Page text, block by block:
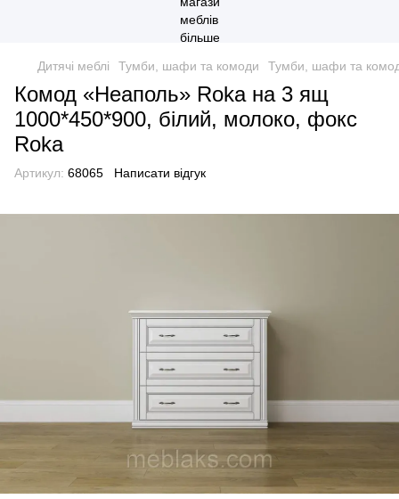
Дитячі меблі Тумби, шафи та комоди Тумби, шафи та
Комод «Неаполь» Roka на 3 ящ
1000*450*900, білий, молоко, фокс
Roka
Артикул: 68065 Написати відгук